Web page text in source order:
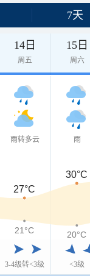
7天
14日
周五
15日
周六
雨转多云
3-4级转<3级
雨
<3级
27°C
30°C
21°C 20°C